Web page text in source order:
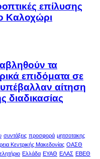
επίλυσης
Καλοχώρι
τα
επιδόματα σε
υπέβαλλαν αίτηση
διαδικασίας
συντάξεις προσφορά μητσοτακης
Κεντρικής Μακεδονίας ΟΑΣΘ
Ελλάδα ΕΥΑΘ ΕΛΑΣ ΕΒΕΘ